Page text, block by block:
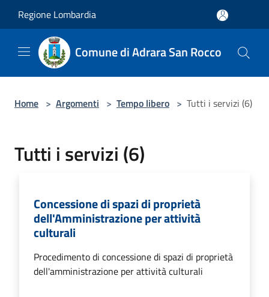
Regione Lombardia
Comune di Adrara San Rocco
Home > Argomenti > Tempo libero > Tutti i servizi (6)
Tutti i servizi (6)
Concessione di spazi di proprietà
dell'Amministrazione per attività
culturali
Procedimento di concessione di spazi di proprietà
dell'amministrazione per attività culturali